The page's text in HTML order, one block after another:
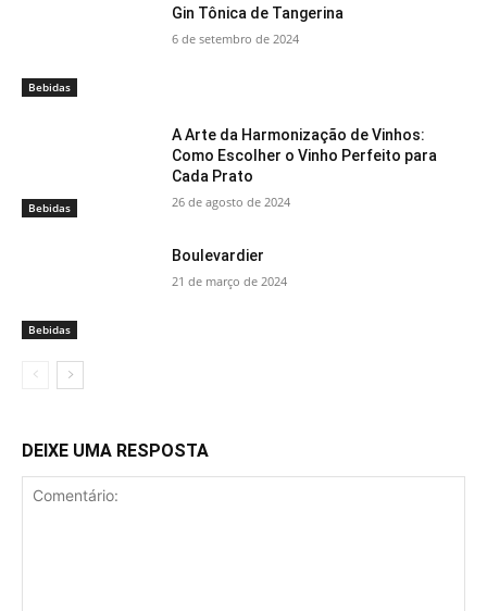
Bebidas
Gin Tônica de Tangerina
6 de setembro de 2024
Bebidas
A Arte da Harmonização de Vinhos:
Como Escolher o Vinho Perfeito para
Cada Prato
26 de agosto de 2024
Bebidas
Boulevardier
21 de março de 2024
DEIXE UMA RESPOSTA